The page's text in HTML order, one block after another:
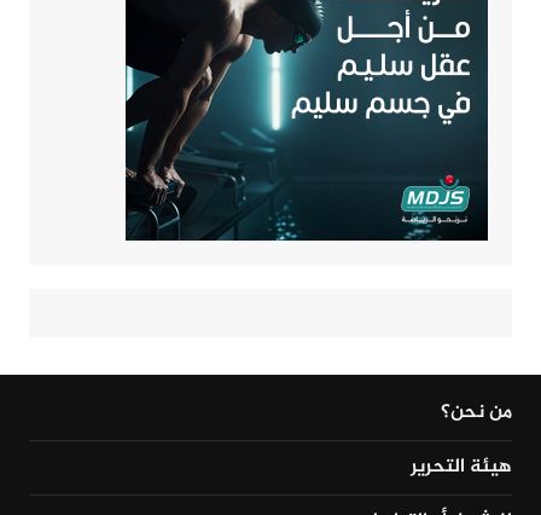
من نحن؟
هيئة التحرير